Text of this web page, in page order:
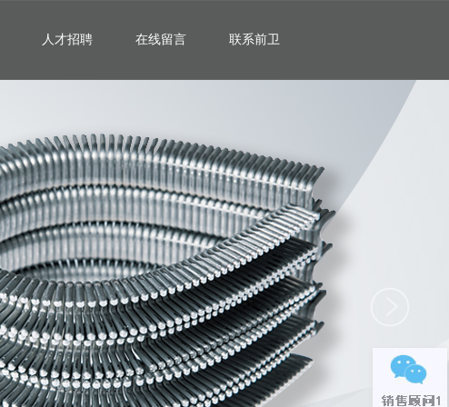
人才招聘 在线留言 联系前卫